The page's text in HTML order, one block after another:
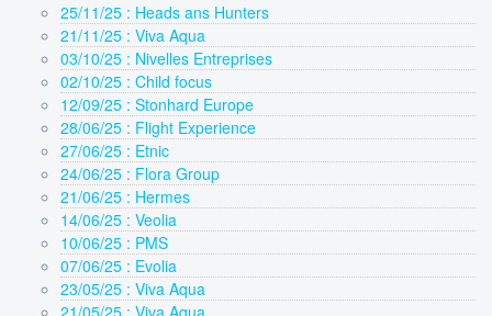
25/11/25 : Heads ans Hunters
21/11/25 : Viva Aqua
03/10/25 : Nivelles Entreprises
02/10/25 : Child focus
12/09/25 : Stonhard Europe
28/06/25 : Flight Experience
27/06/25 : Etnic
24/06/25 : Flora Group
21/06/25 : Hermes
14/06/25 : Veolia
10/06/25 : PMS
07/06/25 : Evolia
23/05/25 : Viva Aqua
21/05/25 : Viva Aqua